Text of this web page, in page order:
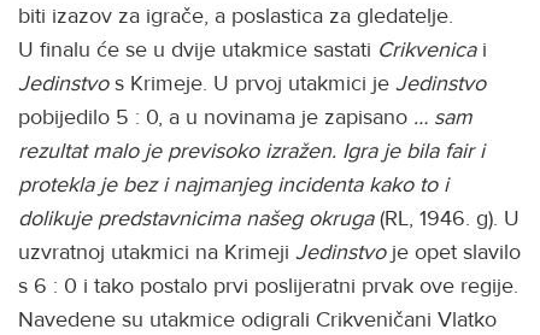
biti izazov za igrače, a poslastica za gledatelje.
U finalu će se u dvije utakmice sastati Crikvenicai
Jedinstvos Krimeje. U prvoj utakmici je Jedinstvo
pobijedilo 5 : 0, a u novinama je zapisano … sam
rezultat malo je previsoko izražen. Igra je bila fair i
protekla je bez i najmanjeg incidenta kako to i
dolikuje predstavnicima našeg okruga(RL, 1946. g). U
uzvratnoj utakmici na Krimeji Jedinstvoje opet slavilo
s 6 : 0 i tako postalo prvi poslijeratni prvak ove regije.
Navedene su utakmice odigrali Crikveničani Vlatko